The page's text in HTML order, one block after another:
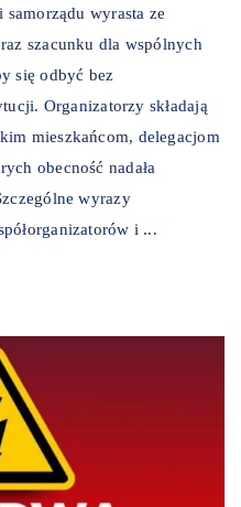
samorządu wyrasta ze
szacunku dla wspólnych
się odbyć bez
Organizatorzy składają
mieszkańcom, delegacjom
obecność nadała
wyrazy
i ...